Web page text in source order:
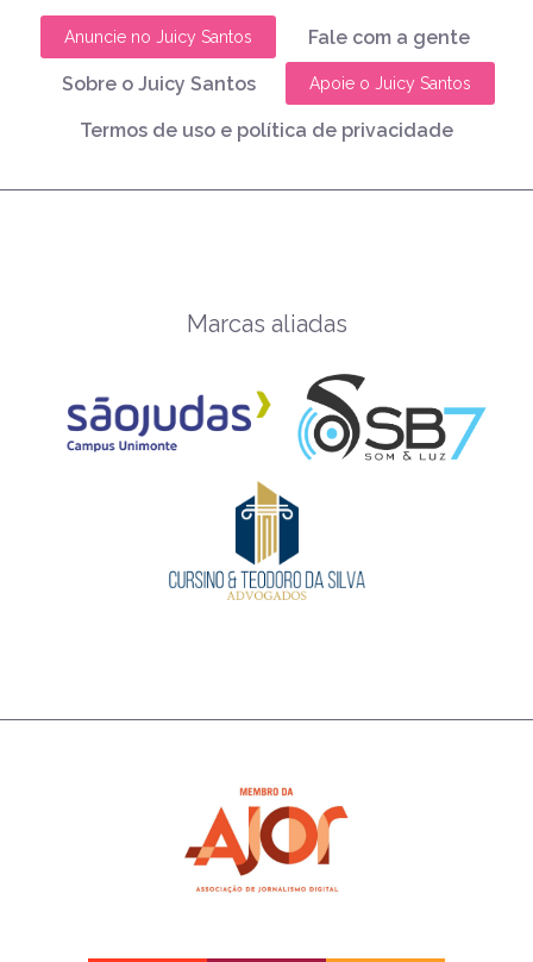
Anuncie no Juicy Santos Fale com a gente
Sobre o Juicy Santos Apoie o Juicy Santos
Termos de uso e política de privacidade
Marcas aliadas